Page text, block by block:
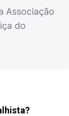
Associação
do